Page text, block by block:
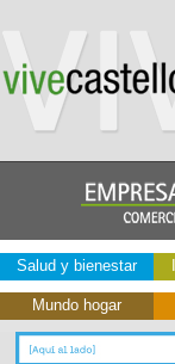
Salud y bienestar
Mundo hogar